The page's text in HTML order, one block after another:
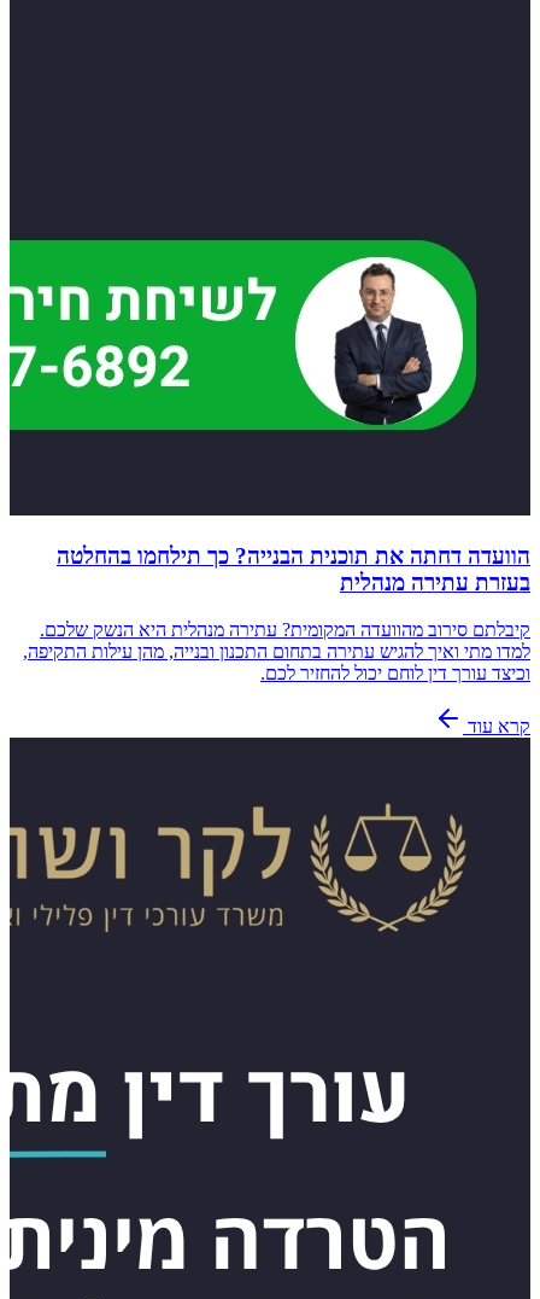
הוועדה דחתה את תוכנית הבנייה? כך תילחמו בהחלטה
בעזרת עתירה מנהלית
קיבלתם סירוב מהוועדה המקומית? עתירה מנהלית היא הנשק שלכם.
למדו מתי ואיך להגיש עתירה בתחום התכנון ובנייה, מהן עילות התקיפה,
וכיצד עורך דין לוחם יכול להחזיר לכם.
קרא עוד